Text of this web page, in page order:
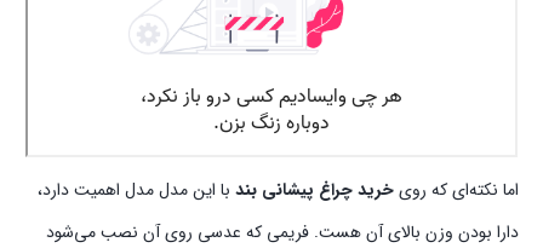
اما نکته‌ای که رویخرید چراغ پیشانی بند با این مدل مدل اهمیت دارد،
دارا بودن وزن بالای آن هست. فریمی که عدسی روی آن نصب می‌شود